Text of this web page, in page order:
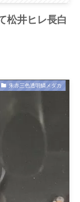
松井ヒレ長白
朱赤三色透明鱗メダカ